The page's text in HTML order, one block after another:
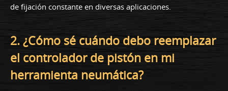
de fijación constante en diversas aplicaciones.
2. ¿Cómo sé cuándo debo reemplazar
el controlador de pistón en mi
herramienta neumática?